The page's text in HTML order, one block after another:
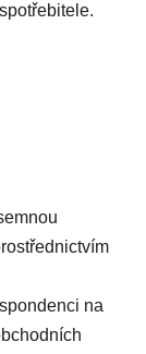
na